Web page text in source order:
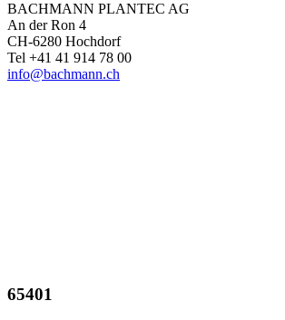
BACHMANN PLANTEC AG
An der Ron 4
CH-6280 Hochdorf
Tel +41 41 914 78 00
info@bachmann.ch
65401